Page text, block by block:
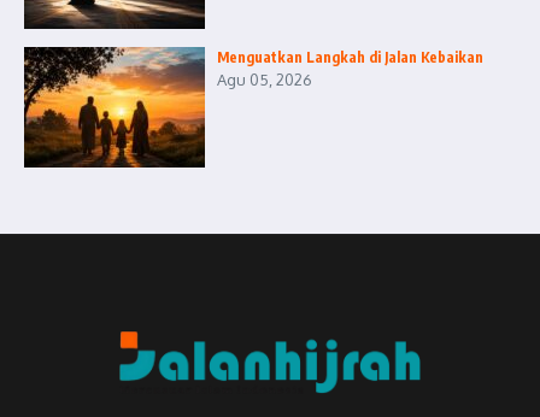
Menguatkan Langkah di Jalan Kebaikan
Agu 05, 2026